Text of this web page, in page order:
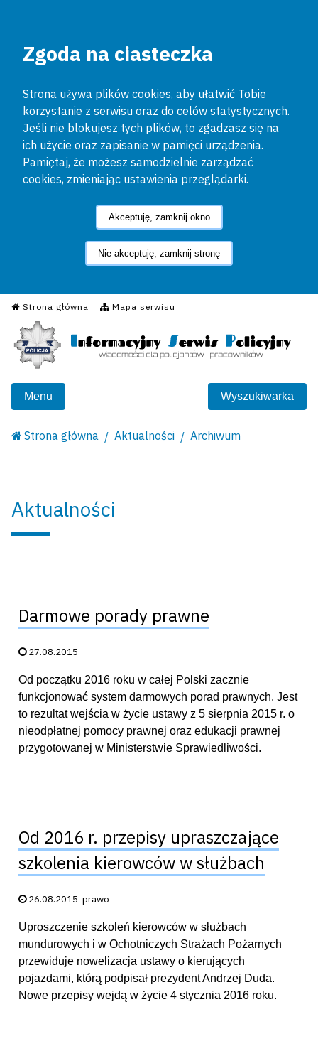
Zgoda na ciasteczka
Strona używa plików cookies, aby ułatwić Tobie
korzystanie z serwisu oraz do celów statystycznych.
Jeśli nie blokujesz tych plików, to zgadzasz się na
ich użycie oraz zapisanie w pamięci urządzenia.
Pamiętaj, że możesz samodzielnie zarządzać
cookies, zmieniając ustawienia przeglądarki.
Akceptuję, zamknij okno
Nie akceptuję, zamknij stronę
Strona główna Mapa serwisu
Informacyjny Serwis
Menu Wyszukiwarka
Strona główna Aktualności Archiwum
Aktualności
Darmowe porady prawne
Data publikacji:
27.08.2015
Od początku 2016 roku w całej Polski zacznie
funkcjonować system darmowych porad prawnych. Jest
to rezultat wejścia w życie ustawy z 5 sierpnia 2015 r. o
nieodpłatnej pomocy prawnej oraz edukacji prawnej
przygotowanej w Ministerstwie Sprawiedliwości.
Od 2016 r. przepisy upraszczające
szkolenia kierowców w służbach
Data publikacji:
26.08.2015 prawo
Uproszczenie szkoleń kierowców w służbach
mundurowych i w Ochotniczych Strażach Pożarnych
przewiduje nowelizacja ustawy o kierujących
pojazdami, którą podpisał prezydent Andrzej Duda.
Nowe przepisy wejdą w życie 4 stycznia 2016 roku.